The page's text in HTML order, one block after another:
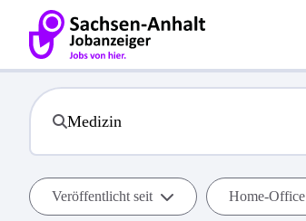
Veröffentlicht seit Home-Office